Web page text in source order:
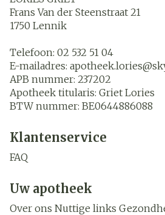
Frans Van der Steenstraat 21
1750 Lennik
Telefoon: 02 532 51 04
E-mailadres: apotheek.lories@
APB nummer: 237202
Apotheek titularis: Griet Lories
BTW nummer: BE0644886088
Klantenservice
FAQ
Uw apotheek
Over ons Nuttige links